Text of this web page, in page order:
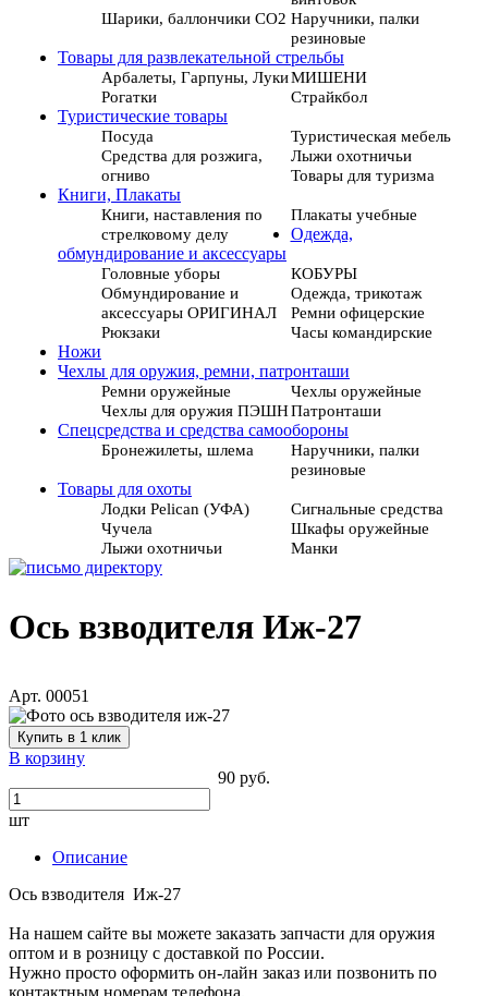
Шарики, баллончики СО2 Наручники, палки
резиновые
Товары для развлекательной стрельбы
Арбалеты, Гарпуны, ЛукиМИШЕНИ
Рогатки
Страйкбол
Туристические товары
Посуда
Туристическая мебель
Средства для розжига,
огниво
Лыжи охотничьи
Товары для туризма
Книги, Плакаты
Книги, наставления по
стрелковому делу
Плакаты учебные
Одежда,
обмундирование и аксессуары
Головные уборы
КОБУРЫ
Обмундирование и
аксессуары ОРИГИНАЛ
Одежда, трикотаж
Ремни офицерские
Рюкзаки
Часы командирские
Ножи
Чехлы для оружия, ремни, патронташи
Ремни оружейные
Чехлы оружейные
Чехлы для оружия ПЭШНПатронташи
Спецсредства и средства самообороны
Бронежилеты, шлема
Наручники, палки
резиновые
Товары для охоты
Лодки Pelican (УФА)
Сигнальные средства
Чучела
Шкафы оружейные
Лыжи охотничьи
Манки
Ось взводителя Иж-27
Арт. 00051
Купить в 1 клик
В корзину
90 руб.
шт
Описание
Ось взводителя Иж-27
На нашем сайте вы можете заказать запчасти для оружия
оптом и в розницу с доставкой по России.
Нужно просто оформить он-лайн заказ или позвонить по